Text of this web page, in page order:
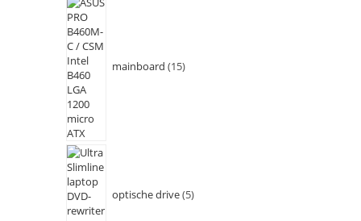
mainboard 15
optische drive 5